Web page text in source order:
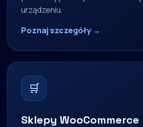
urządzeniu.
Poznaj szczegóły →
🛒
Sklepy WooCommerce